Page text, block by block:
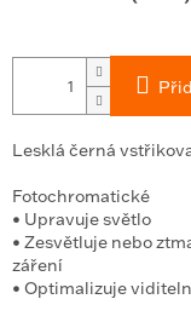
Lesklá černá
Fotochromatické
• Upravuje světlo
• Zesvětluje nebo
záření
• Optimalizuje